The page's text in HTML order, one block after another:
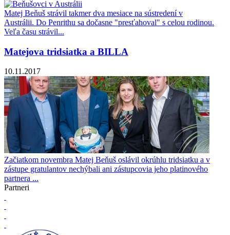
Matej Beňuš strávil takmer dva mesiace na sústredení v
Austrálii. Do Penrithu sa dočasne "presťahoval" s celou rodinou.
Veľa času strávil...
Matejova tridsiatka a BILLA
10.11.2017
Začiatkom novembra Matej Beňuš oslávil okrúhlu tridsiatku a v
zástupe gratulantov nechýbali ani zástupcovia jeho platinového
partnera ...
Partneri